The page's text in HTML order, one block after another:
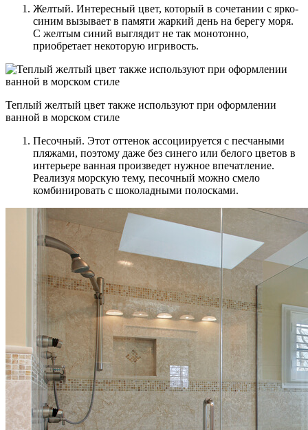
Желтый. Интересный цвет, который в сочетании с ярко-
синим вызывает в памяти жаркий день на берегу моря.
С желтым синий выглядит не так монотонно,
приобретает некоторую игривость.
Теплый желтый цвет также используют при оформлении
ванной в морском стиле
Песочный. Этот оттенок ассоциируется с песчаными
пляжами, поэтому даже без синего или белого цветов в
интерьере ванная произведет нужное впечатление.
Реализуя морскую тему, песочный можно смело
комбинировать с шоколадными полосками.